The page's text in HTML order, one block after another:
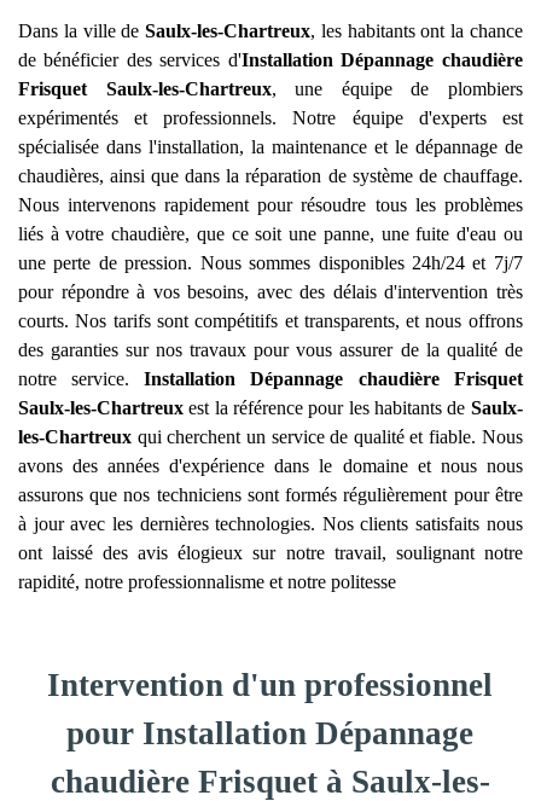
Dans la ville de Saulx-les-Chartreux, les habitants ont la chance
de bénéficier des services d'Installation Dépannage chaudière
Frisquet
Saulx-les-Chartreux, une équipe de plombiers
expérimentés et professionnels. Notre équipe d'experts est
spécialisée dans l'installation, la maintenance et le dépannage de
chaudières, ainsi que dans la réparation de système de chauffage.
Nous intervenons rapidement pour résoudre tous les problèmes
liés à votre chaudière, que ce soit une panne, une fuite d'eau ou
une perte de pression. Nous sommes disponibles 24h/24 et 7j/7
pour répondre à vos besoins, avec des délais d'intervention très
courts. Nos tarifs sont compétitifs et transparents, et nous offrons
des garanties sur nos travaux pour vous assurer de la qualité de
notre service.Installation Dépannage chaudière Frisquet
Saulx-les-Chartreux est la référence pour les habitants de Saulx-
les-Chartreux qui cherchent un service de qualité et fiable. Nous
avons des années d'expérience dans le domaine et nous nous
assurons que nos techniciens sont formés régulièrement pour être
à jour avec les dernières technologies. Nos clients satisfaits nous
ont laissé des avis élogieux sur notre travail, soulignant notre
rapidité, notre professionnalisme et notre politesse
Intervention d'un professionnel
pour Installation Dépannage
chaudière Frisquet à Saulx-les-